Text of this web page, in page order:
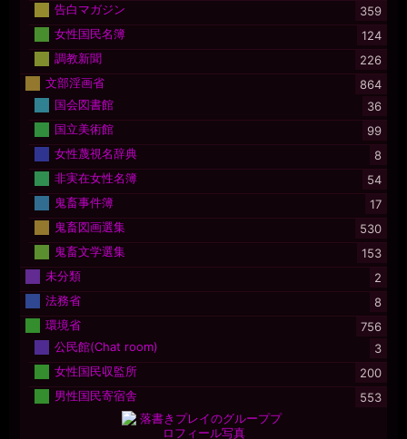
告白マガジン
359
女性国民名簿
124
調教新聞
226
文部淫画省
864
国会図書館
36
国立美術館
99
女性蔑視名辞典
8
非実在女性名簿
54
鬼畜事件簿
17
鬼畜図画選集
530
鬼畜文学選集
153
未分類
2
法務省
8
環境省
756
公民館(Chat room)
3
女性国民収監所
200
男性国民寄宿舎
553